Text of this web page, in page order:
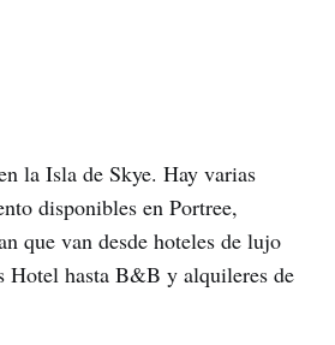
la Isla de Skye. Hay varias
disponibles en Portree,
que van desde hoteles de lujo
hasta B&B y alquileres de